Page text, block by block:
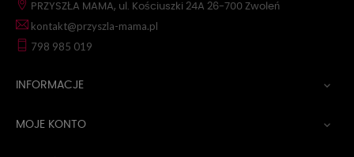
PRZYSZŁA MAMA, ul. Kościuszki 24A 26-700 Zwoleń
kontakt@przyszla-mama.pl
798 985 019
INFORMACJE 
MOJE KONTO 